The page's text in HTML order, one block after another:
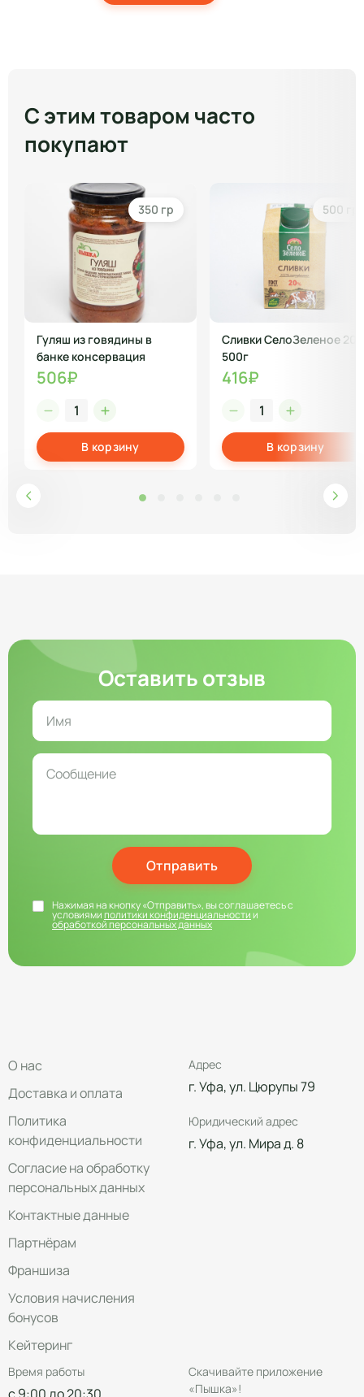
С этим товаром часто
покупают
350 гр
Гуляш из говядины в
банке консервация
506₽
В корзину
500 гр
Сливки СелоЗеленое
500г
416₽
В корзину
Оставить отзыв
Отправить
Нажимая на кнопку «Отправить», вы соглашаетесь с
условиямиполитики конфиденциальностии
обработкой персональных данных
О нас
Доставка и оплата
Политика
конфиденциальности
Согласие на обработку
персональных данных
Контактные данные
Партнёрам
Франшиза
Условия начисления
бонусов
Кейтеринг
Адрес
г. Уфа, ул. Цюрупы 79
Юридический адрес
г. Уфа, ул. Мира д. 8
Время работы
Скачивайте приложение
«Пышка»!